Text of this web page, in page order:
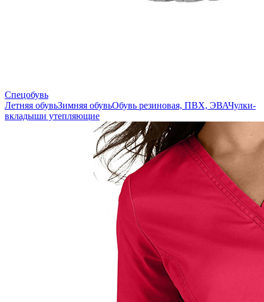
Спецобувь
Летняя обувьЗимняя обувьОбувь резиновая, ПВХ, ЭВАЧулки-
вкладыши утепляющие